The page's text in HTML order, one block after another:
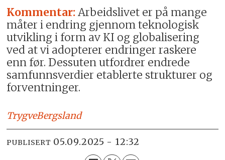
Kommentar:Arbeidslivet er på mange
måter i endring gjennom teknologisk
utvikling i form av KI og globalisering
ved at vi adopterer endringer raskere
enn før. Dessuten utfordrer endrede
samfunnsverdier etablerte strukturer og
forventninger.
TrygveBergsland
PUBLISERT 05.09.2025 - 12:32